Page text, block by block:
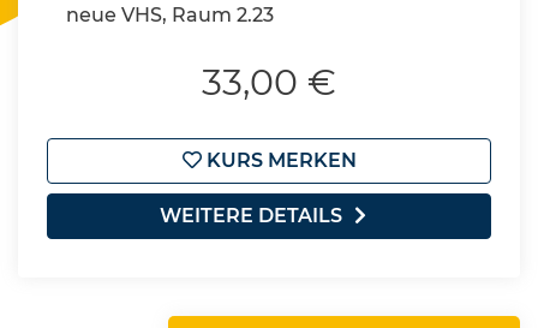
neue VHS, Raum 2.23
33,00 €
KURS MERKEN
WEITERE DETAILS